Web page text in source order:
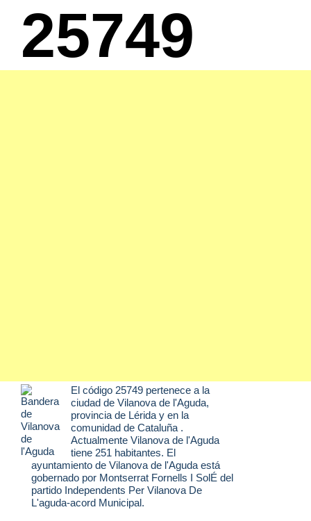
25749
El código 25749 pertenece a la
ciudad de Vilanova de l'Aguda,
provincia de Lérida y en la
comunidad de Cataluña .
Actualmente Vilanova de l'Aguda
tiene 251 habitantes. El
ayuntamiento de Vilanova de l'Aguda está
gobernado por Montserrat Fornells I SolÉ del
partido Independents Per Vilanova De
L'aguda-acord Municipal.